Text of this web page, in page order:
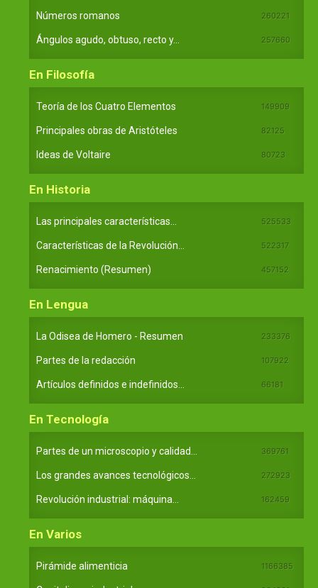
Números romanos 260221
Ángulos agudo, obtuso, recto y... 257660
En Filosofía
Teoría de los Cuatro Elementos 149909
Principales obras de Aristóteles 82125
Ideas de Voltaire 80723
En Historia
Las principales características... 525533
Características de la Revolución... 522317
Renacimiento (Resumen) 457152
En Lengua
La Odisea de Homero - Resumen 233376
Partes de la redacción 107922
Artículos definidos e indefinidos... 66181
En Tecnología
Partes de un microscopio y calidad... 369761
Los grandes avances tecnológicos... 272923
Revolución industrial: máquina... 162459
En Varios
Pirámide alimenticia 1166385